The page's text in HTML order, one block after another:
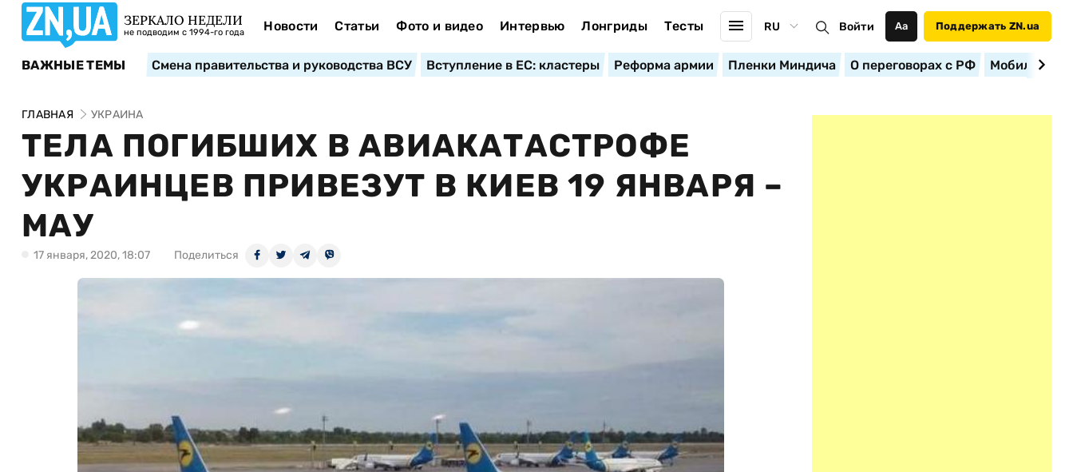
ЗЕРКАЛО НЕДЕЛИ
не подводим с 1994-го года Новости Статьи Фото и видео Интервью Лонгриды Тесты RU Войти Аа Поддержать ZN.ua
ВАЖНЫЕ ТЕМЫ Смена правительства и руководства ВСУ Вступление в ЕС: кластеры Реформа армии Пленки Миндича О переговорах с РФ
ГЛАВНАЯ УКРАИНА
ТЕЛА ПОГИБШИХ В АВИАКАТАСТРОФЕ
УКРАИНЦЕВ ПРИВЕЗУТ В КИЕВ 19 ЯНВАРЯ –
МАУ
17 января, 2020, 18:07 Поделиться